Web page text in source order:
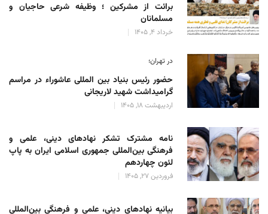
برائت از مشرکین ؛ وظیفه شرعی حاجیان و
مسلمانان
خرداد 4, 1405
در تهران؛
حضور رئیس بنیاد بین المللی عاشوراء در مراسم
گرامیداشت شهید لاریجانی
اردیبهشت 18, 1405
نامه مشترک تشکر نهادهای دینی، علمی و
فرهنگی بین‌المللی جمهوری اسلامی ایران به پاپ
لئون چهاردهم
فروردین 27, 1405
بیانیه نهادهای دینی، علمی و فرهنگی بین‌المللی